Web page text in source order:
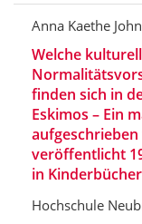
Anna Kaethe John
Welche
finden sich in
Eskimos – Ein
veröffentlicht
in
Hochschule